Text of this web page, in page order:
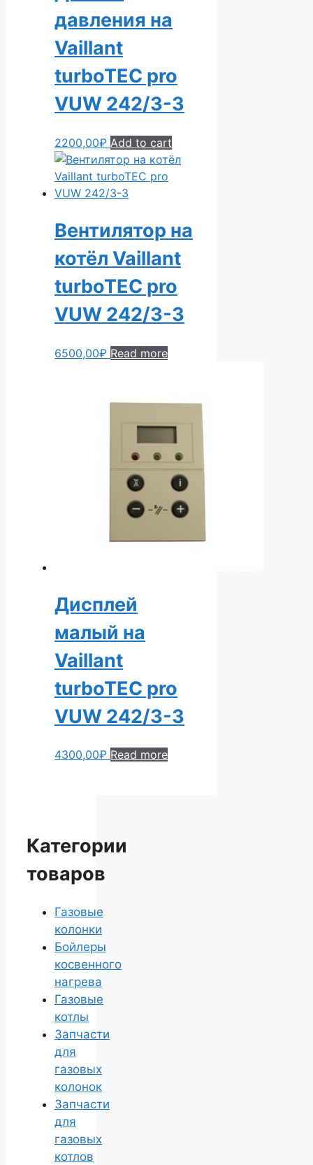
давления на
Vaillant
turboTEC pro
VUW 242/3-3
2200,00₽ Add to cart
Вентилятор на
котёл Vaillant
turboTEC pro
VUW 242/3-3
6500,00₽ Read more
Дисплей
малый на
Vaillant
turboTEC pro
VUW 242/3-3
4300,00₽ Read more
Категории
товаров
Газовые
колонки
Бойлеры
косвенного
нагрева
Газовые
котлы
Запчасти
для
газовых
колонок
Запчасти
для
газовых
котлов